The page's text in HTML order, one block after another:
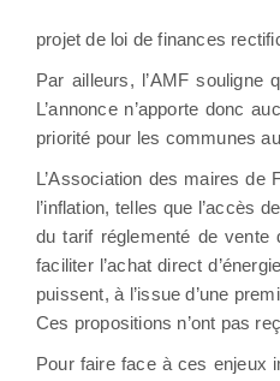
projet de loi de finances
Par ailleurs, l’AMF
L’annonce n’apporte donc
priorité pour les communes
L’Association des maires
l’inflation, telles que l’accès
du tarif réglementé de vente
faciliter l’achat direct
puissent, à l’issue d’une
Ces propositions n’ont pas
Pour faire face à ces enjeux